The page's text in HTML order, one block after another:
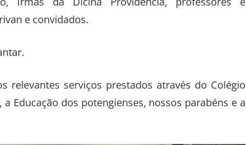
Irmãs da Dicina Providência, professores e
e convidados.
relevantes serviços prestados através do Colégio
a Educação dos potengienses, nossos parabéns e a